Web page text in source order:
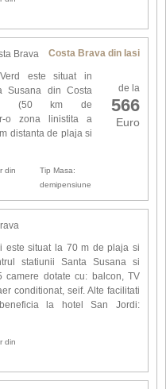
Brava Costa Brava din Iasi
de la
566
Euro
este situat in
Susana din Costa
(50 km de
o zona linistita a
distanta de plaja si
spatii de cazare
tele...
din
Tip Masa:
demipensiune
este situat la 70 m de plaja si
statiunii Santa Susana si
camere dotate cu: balcon, TV
conditionat, seif. Alte facilitati
la hotel San Jordi:
salon TV, piscina exterioara
din